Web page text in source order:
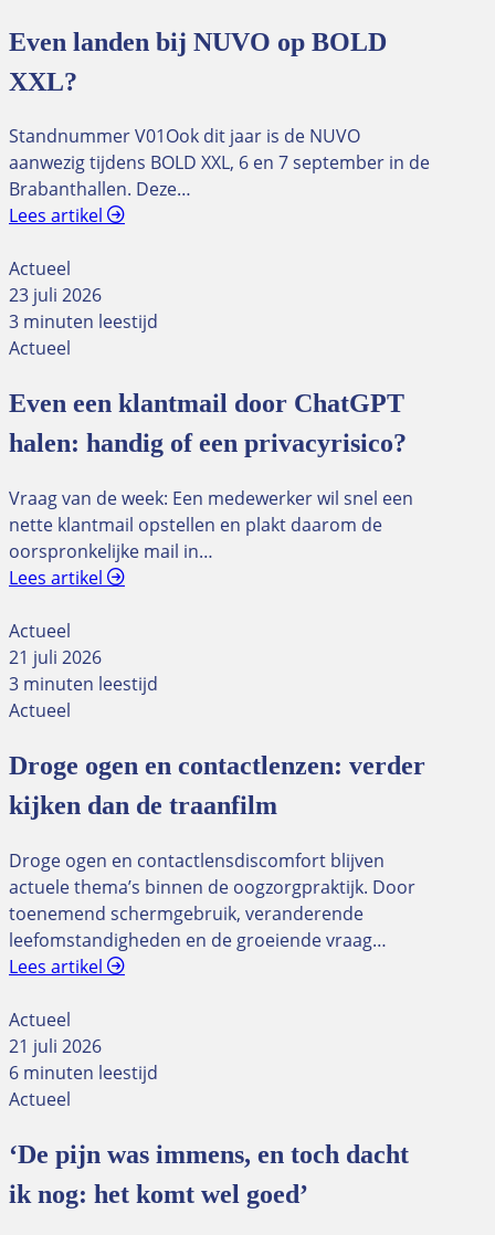
Even landen bij NUVO op BOLD
XXL?
Standnummer V01Ook dit jaar is de NUVO
aanwezig tijdens BOLD XXL, 6 en 7 september in de
Brabanthallen. Deze…
Lees artikel
Actueel
23 juli 2026
3 minuten leestijd
Actueel
Even een klantmail door ChatGPT
halen: handig of een privacyrisico?
Vraag van de week: Een medewerker wil snel een
nette klantmail opstellen en plakt daarom de
oorspronkelijke mail in…
Lees artikel
Actueel
21 juli 2026
3 minuten leestijd
Actueel
Droge ogen en contactlenzen: verder
kijken dan de traanfilm
Droge ogen en contactlensdiscomfort blijven
actuele thema’s binnen de oogzorgpraktijk. Door
toenemend schermgebruik, veranderende
leefomstandigheden en de groeiende vraag…
Lees artikel
Actueel
21 juli 2026
6 minuten leestijd
Actueel
‘De pijn was immens, en toch dacht
ik nog: het komt wel goed’